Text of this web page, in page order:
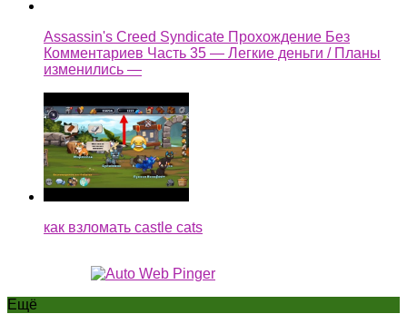
Assassin's Creed Syndicate Прохождение Без
Комментариев Часть 35 — Легкие деньги / Планы
изменились —
как взломать castle cats
Ещё